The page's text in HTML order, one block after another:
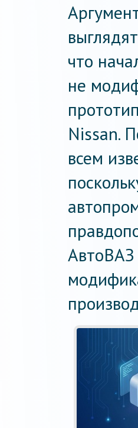
что
не
Nissan.
всем
АвтоВАЗ